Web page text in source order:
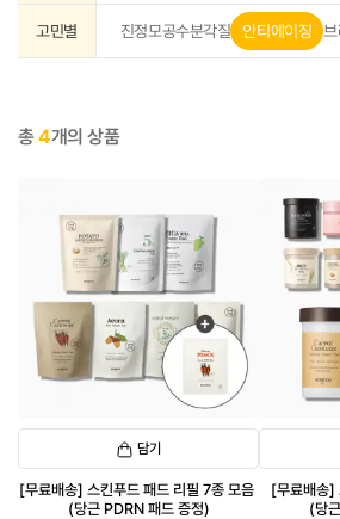
고민별 진정모공수분각질 안티에이징
총4개의 상품
담기
[무료배송] 스킨푸드 패드 리필 7종 모음
(당근 PDRN 패드 증정)
[무료배송]
(당